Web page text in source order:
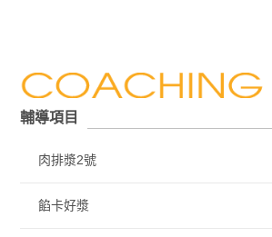
輔導項目
肉排漿2號
餡卡好漿